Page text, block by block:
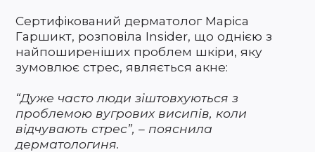
Сертифікований дерматолог Маріса
Гаршикт, розповіла Insider, що однією з
найпоширеніших проблем шкіри, яку
зумовлює стрес, являється акне:
“Дуже часто люди зіштовхуються з
проблемою вугрових висипів, коли
відчувають стрес”, – пояснила
дерматологиня.